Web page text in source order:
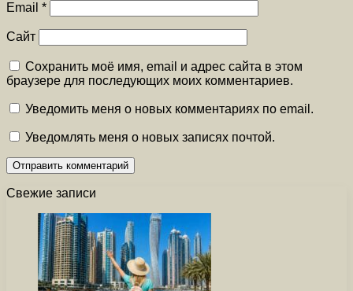
Email *
Сайт
Сохранить моё имя, email и адрес сайта в этом
браузере для последующих моих комментариев.
Уведомить меня о новых комментариях по email.
Уведомлять меня о новых записях почтой.
Свежие записи